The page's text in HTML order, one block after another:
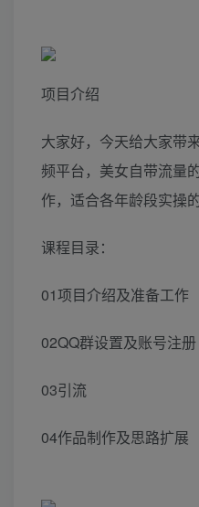
项目介绍
大家好，今天给大家带
频平台，美女自带流量
作，适合各年龄段实操
课程目录：
01项目介绍及准备工作
02QQ群设置及账号注册
03引流
04作品制作及思路扩展